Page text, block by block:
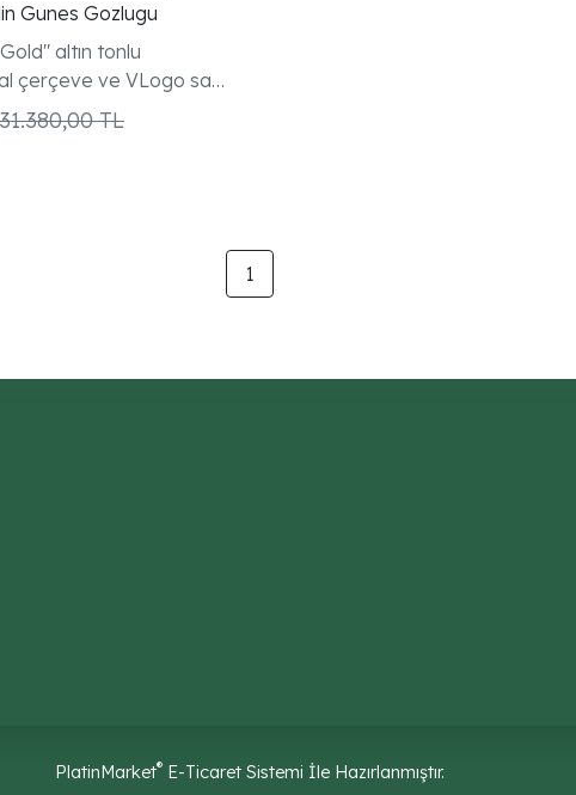
Gunes Gozlugu
altın tonlu
çerçeve ve VLogo sap
31.380,00 TL
1
PlatinMarket® E-Ticaret Sistemi İle Hazırlanmıştır.